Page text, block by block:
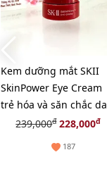
Kem dưỡng mắt SKII
SkinPower Eye Cream
trẻ hóa và săn chắc da
vùng mắt - 2.5g
239,000đ228,000đ
187